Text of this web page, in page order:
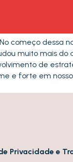
começo dessa
muito mais
de
e forte em
Privacidade e